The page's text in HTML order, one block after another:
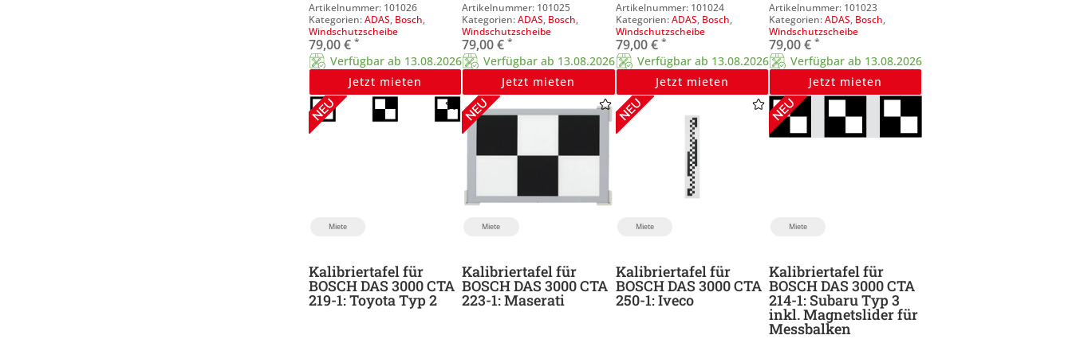
101026
ADAS, Bosch,
Windschutzscheibe
79,00€ *
Verfügbar ab 13.08.2026
Jetzt mieten
101025
ADAS, Bosch,
Windschutzscheibe
79,00€ *
Verfügbar ab 13.08.2026
Jetzt mieten
101024
ADAS, Bosch,
Windschutzscheibe
79,00€ *
Verfügbar ab 13.08.2026
Jetzt mieten
101023
ADAS, Bosch,
Windschutzscheibe
79,00€ *
Verfügbar ab 13.08.2026
Jetzt mieten
Miete
Kalibriertafel für
BOSCH DAS 3000 CTA
219-1: Toyota Typ 2
Miete
Kalibriertafel für
BOSCH DAS 3000 CTA
223-1: Maserati
Miete
Kalibriertafel für
BOSCH DAS 3000 CTA
250-1: Iveco
Miete
Kalibriertafel für
BOSCH DAS 3000 CTA
214-1: Subaru Typ 3
inkl. Magnetslider für
Messbalken